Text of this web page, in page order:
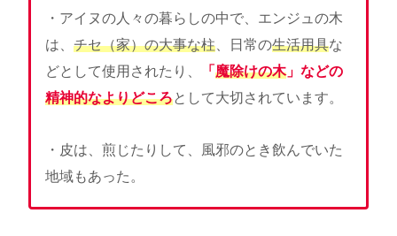
・アイヌの人々の暮らしの中で、エンジュの木
は、 チセ（家）の大事な柱 、日常の生活用具な
どとして使用されたり、
「 魔除けの木」などの
精神的なよりどころとして大切されています。
・皮は、煎じたりして、風邪のとき飲んでいた
地域もあった。